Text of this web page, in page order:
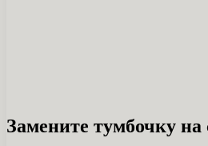
Замените тумбочку на